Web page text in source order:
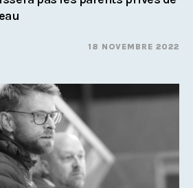
18 NOVEMBRE 2022